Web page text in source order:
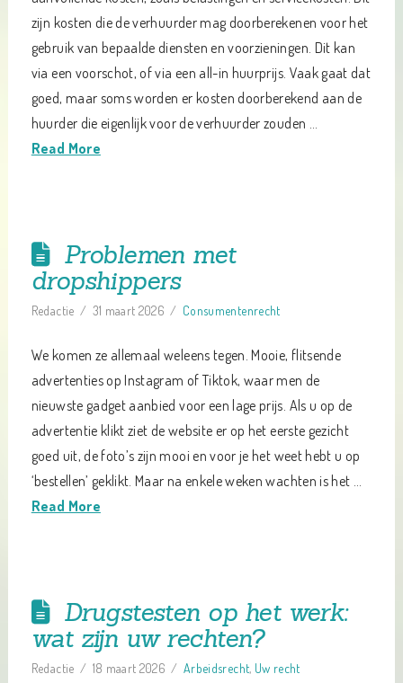
zijn kosten die de verhuurder mag doorberekenen voor het
gebruik van bepaalde diensten en voorzieningen. Dit kan
via een voorschot, of via een all-in huurprijs. Vaak gaat dat
goed, maar soms worden er kosten doorberekend aan de
huurder die eigenlijk voor de verhuurder zouden …
Read More
Problemen met
dropshippers
Redactie 31 maart 2026 Consumentenrecht
We komen ze allemaal weleens tegen. Mooie, flitsende
advertenties op Instagram of Tiktok, waar men de
nieuwste gadget aanbied voor een lage prijs. Als u op de
advertentie klikt ziet de website er op het eerste gezicht
goed uit, de foto’s zijn mooi en voor je het weet hebt u op
‘bestellen’ geklikt. Maar na enkele weken wachten is het …
Read More
Drugstesten op het werk:
wat zijn uw rechten?
Redactie 18 maart 2026 Arbeidsrecht, Uw recht